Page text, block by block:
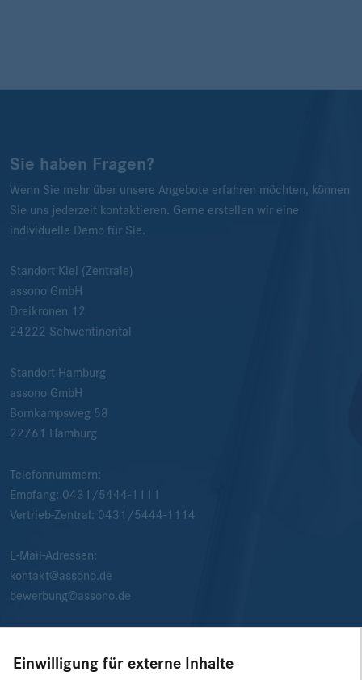
Sie haben Fragen?
Wenn Sie mehr über unsere Angebote erfahren möchten, können
Sie uns jederzeit kontaktieren. Gerne erstellen wir eine
individuelle Demo für Sie.
Standort Kiel (Zentrale)
assono GmbH
Dreikronen 12
24222 Schwentinental
Standort Hamburg
assono GmbH
Bornkampsweg 58
22761
Hamburg
Telefonnummern:
Empfang: 0431/5444-1111
Vertrieb-Zentral: 0431/5444-1114
E-Mail-Adressen:
kontakt@assono.de
bewerbung@assono.de
Einwilligung für externe Inhalte